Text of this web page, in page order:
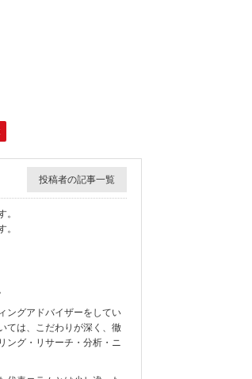
投稿者の記事一覧
。
。
ングアドバイザーをしてい
ては、こだわりが深く、徹
ング・リサーチ・分析・ニ